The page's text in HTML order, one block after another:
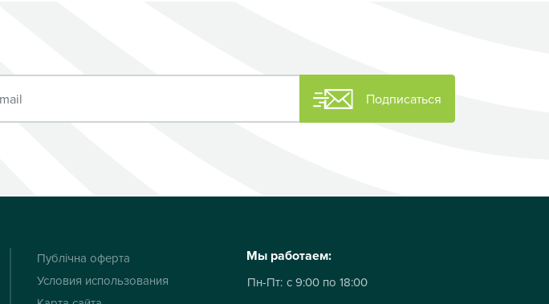
Подписаться
Публічна оферта
Условия использования
Мы работаем:
Пн-Пт: с 9:00 по 18:00